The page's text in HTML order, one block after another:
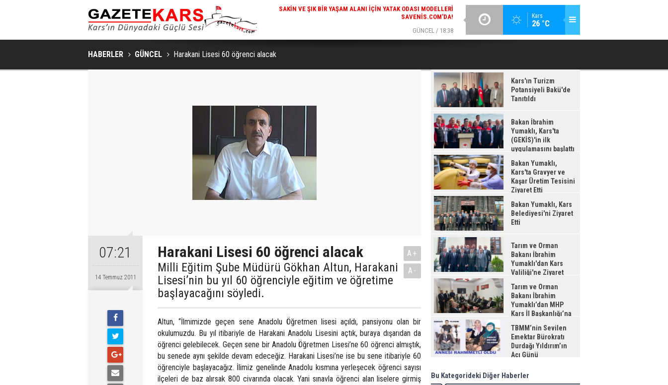
Kars
26 °C
GÜNCEL / 18:38
BAKAN İBRAHIM YUMAKLI, KARS'TA (GEKİS)'IN ILK
HABERLER GÜNCEL Harakani Lisesi 60 öğrenci alacak
07:21
14 Temmuz 2011
Harakani Lisesi 60 öğrenci alacak
Milli Eğitim Şube Müdürü Gökhan Altun, Harakani
Lisesi’nin bu yıl 60 öğrenciyle eğitim ve öğretime
başlayacağını söyledi.
A+
A-
Altun, “İlmimizde geçen sene Anadolu Öğretmen lisesi açıldı, pansiyonu olan bir
okulumuzdu. Bu yıl itibariyle de Harakani Anadolu Lisesini açtık, buraya dışarıdan da
öğrenci gelebilecek. Geçen sene bir Anadolu Öğretmen Lisesi’ne 60 öğrenci almıştık,
bu senede aynı şekilde devam edeceğiz. Harakani Lisesi’ne ise bu sene itibariyle 60
öğrenciyle başlayacağız. İlimiz genelinde Anadolu kısmına yerleşecek öğrenci sayısı
ilçeleri de baz alırsak 800 civarında olacak. Yani sınavla öğrenci alan liselere girmiş
Kars'ın Turizm
Potansiyeli Bakü'de
Tanıtıldı
Bakan İbrahim
Yumaklı, Kars'ta
(GEKİS)'in ilk
uygulamasını başlattı
Bakan Yumaklı,
Kars'ta Gravyer ve
Kaşar Üretim Tesisini
Ziyaret Etti
Bakan Yumaklı, Kars
Belediyesi'ni Ziyaret
Etti
Tarım ve Orman
Bakanı İbrahim
Yumaklı'dan Kars
Valiliği'ne Ziyaret
Tarım ve Orman
Bakanı İbrahim
Yumaklı’dan MHP
Kars İl Başkanlığı’na
Ziyaret
TBMM’nin Sevilen
Emektar Bürokratı
Durdağı Yıldırım’ın
Acı Günü
Bu Kategorideki Diğer Haberler